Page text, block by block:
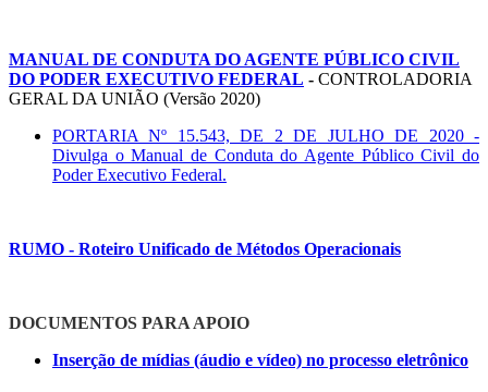
MANUAL DE CONDUTA DO AGENTE PÚBLICO CIVIL
DO PODER EXECUTIVO FEDERAL - CONTROLADORIA
GERAL DA UNIÃO (Versão 2020)
PORTARIA Nº 15.543, DE 2 DE JULHO DE 2020 -
Divulga o Manual de Conduta do Agente Público Civil do
Poder Executivo Federal.
RUMO - Roteiro Unificado de Métodos Operacionais
DOCUMENTOS PARA APOIO
Inserção de mídias (áudio e vídeo) no processo eletrônico